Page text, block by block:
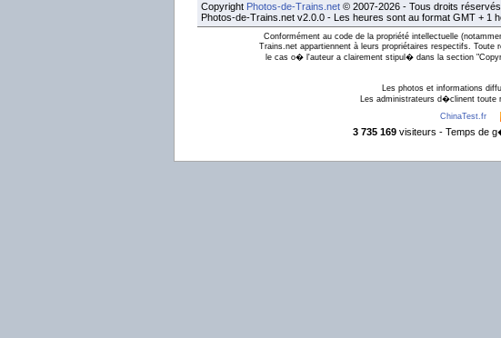
Copyright Photos-de-Trains.net © 2007-2026 - Tous droits
Photos-de-Trains.net v2.0.0 - Les heures sont au format GMT + 1
Conformément au code de la propriété intellectuelle
Trains.net appartiennent à leurs propriétaires respectifs.
le cas o� l'auteur a clairement stipul� dans la section
Les photos et informations
Les administrateurs d�clinent toute
ChinaTest.fr
3 735 169visiteurs - Temps de